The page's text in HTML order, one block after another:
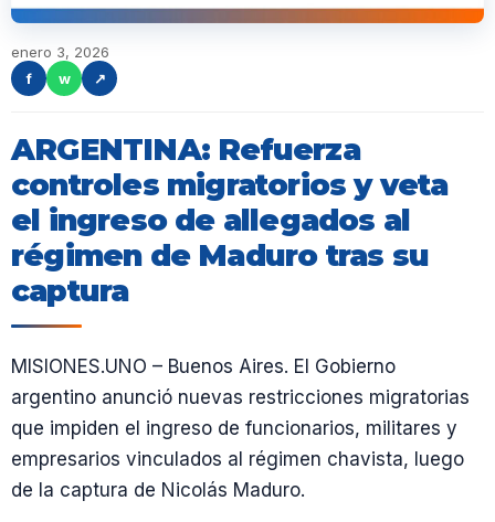
enero 3, 2026
f
w ↗
ARGENTINA: Refuerza
controles migratorios y veta
el ingreso de allegados al
régimen de Maduro tras su
captura
MISIONES.UNO – Buenos Aires. El Gobierno
argentino anunció nuevas restricciones migratorias
que impiden el ingreso de funcionarios, militares y
empresarios vinculados al régimen chavista, luego
de la captura de Nicolás Maduro.